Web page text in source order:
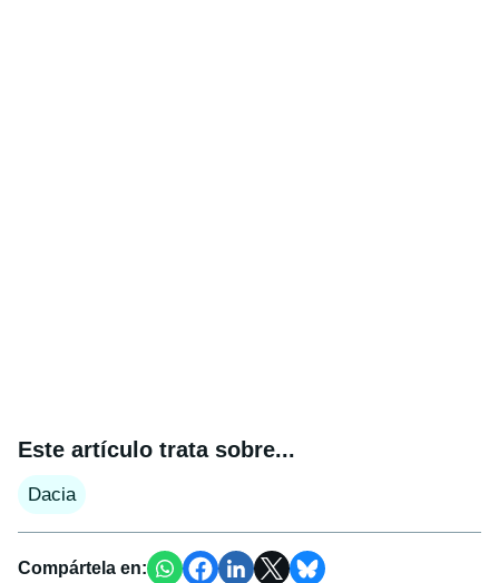
Este artículo trata sobre...
Dacia
Compártela en: